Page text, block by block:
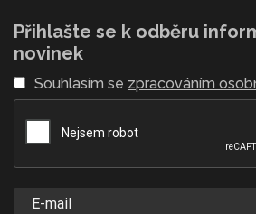
Přihlašte se k odběru
novinek
Souhlasím se zpracováním